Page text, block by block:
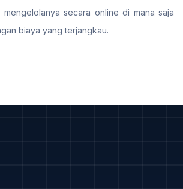
secara online di mana saja
biaya yang terjangkau.